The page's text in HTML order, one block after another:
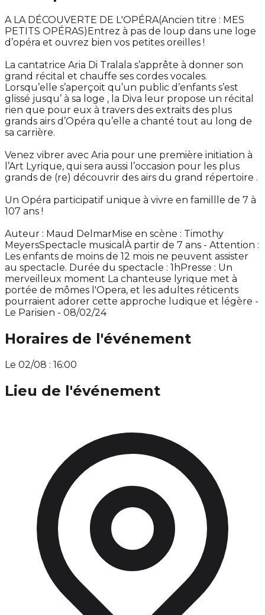
A LA DÉCOUVERTE DE L'OPÉRA(Ancien titre : MES
PETITS OPÉRAS)Entrez à pas de loup dans une loge
d’opéra et ouvrez bien vos petites oreilles !
La cantatrice Aria Di Tralala s’apprête à donner son
grand récital et chauffe ses cordes vocales.
Lorsqu’elle s’aperçoit qu’un public d’enfants s’est
glissé jusqu’ à sa loge , la Diva leur propose un récital
rien que pour eux à travers des extraits des plus
grands airs d’Opéra qu’elle a chanté tout au long de
sa carrière.
Venez vibrer avec Aria pour une première initiation à
l’Art Lyrique, qui sera aussi l’occasion pour les plus
grands de (re) découvrir des airs du grand répertoire .
Un Opéra participatif unique à vivre en famillle de 7 à
107 ans !
Auteur : Maud DelmarMise en scène : Timothy
MeyersSpectacle musicalÀ partir de 7 ans - Attention :
Les enfants de moins de 12 mois ne peuvent assister
au spectacle. Durée du spectacle : 1hPresse : Un
merveilleux moment La chanteuse lyrique met à
portée de mômes l'Opera, et les adultes réticents
pourraient adorer cette approche ludique et légère -
Le Parisien - 08/02/24
Horaires de l'événement
Le 02/08 : 16:00
Lieu de l'événement